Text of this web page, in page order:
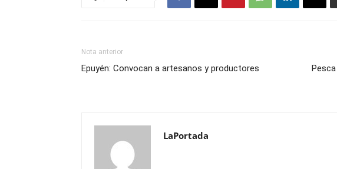
Nota anterior
Epuyén: Convocan a artesanos y productores
LaPortada